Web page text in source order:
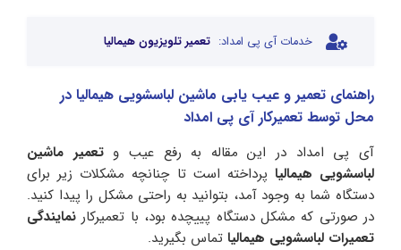
خدمات آی پی امداد: تعمیر تلویزیون هیمالیا
راهنمای تعمیر و عیب یابی ماشین لباسشویی هیمالیا در
محل توسط تعمیرکار آی پی امداد
آی پی امداد در این مقاله به رفع عیب وتعمیر ماشین
لباسشویی هیمالیا پرداخته است تا چنانچه مشکلات زیر برای
دستگاه شما به وجود آمد، بتوانید به راحتی مشکل را پیدا کنید.
در صورتی که مشکل دستگاه پییچده بود، با تعمیرکار نمایندگی
تعمیرات لباسشویی هیمالیا تماس بگیرید.